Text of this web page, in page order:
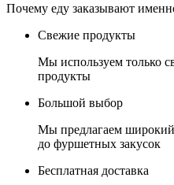
Почему еду заказывают
Свежие продукты
Мы используем только
продукты
Большой выбор
Мы предлагаем широкий
до фуршетных закусок
Бесплатная доставка